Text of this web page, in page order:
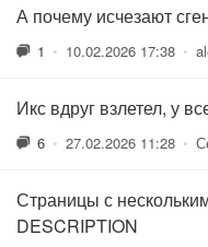
А почему исчезают
1 • 10.02.2026 17:38 •
Икс вдруг взлетел, у
6 • 27.02.2026 11:28 •
Страницы с
DESCRIPTION